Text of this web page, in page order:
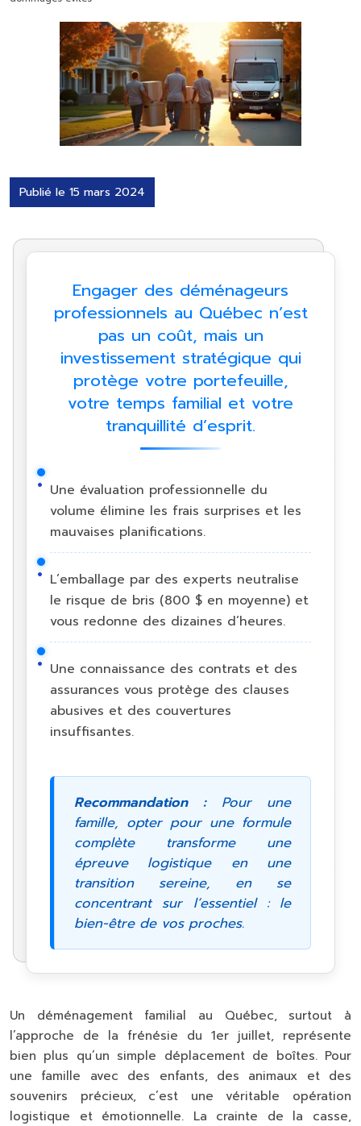
Publié le 15 mars 2024
Engager des déménageurs
professionnels au Québec n’est
pas un coût, mais un
investissement stratégique qui
protège votre portefeuille,
votre temps familial et votre
tranquillité d’esprit.
Une évaluation professionnelle du
volume élimine les frais surprises et les
mauvaises planifications.
L’emballage par des experts neutralise
le risque de bris (800 $ en moyenne) et
vous redonne des dizaines d’heures.
Une connaissance des contrats et des
assurances vous protège des clauses
abusives et des couvertures
insuffisantes.
Recommandation :Pour une
famille, opter pour une formule
complète transforme une
épreuve logistique en une
transition sereine, en se
concentrant sur l’essentiel : le
bien-être de vos proches.
Un déménagement familial au Québec, surtout à
l’approche de la frénésie du 1er juillet, représente
bien plus qu’un simple déplacement de boîtes. Pour
une famille avec des enfants, des animaux et des
souvenirs précieux, c’est une véritable opération
logistique et émotionnelle. La crainte de la casse,